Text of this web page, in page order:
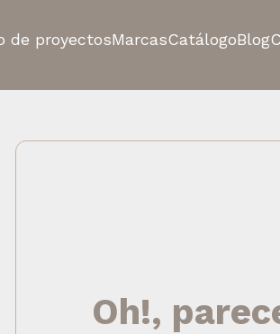
de proyectosMarcasCatálogoBlog
Oh!,